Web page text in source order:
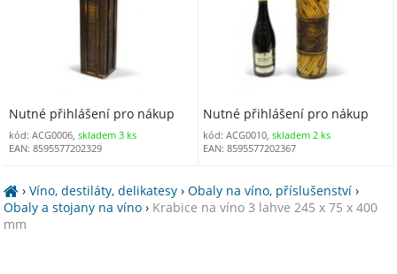
Nutné přihlášení pro nákup
kód: ACG0006, skladem 3 ks
EAN: 8595577202329
Nutné přihlášení pro nákup
kód: ACG0010,skladem 2 ks
EAN: 8595577202367
›Víno, destiláty, delikatesy ›Obaly na víno, příslušenství ›
Obaly a stojany na víno › Krabice na víno 3 lahve 245 x 75 x 400
mm